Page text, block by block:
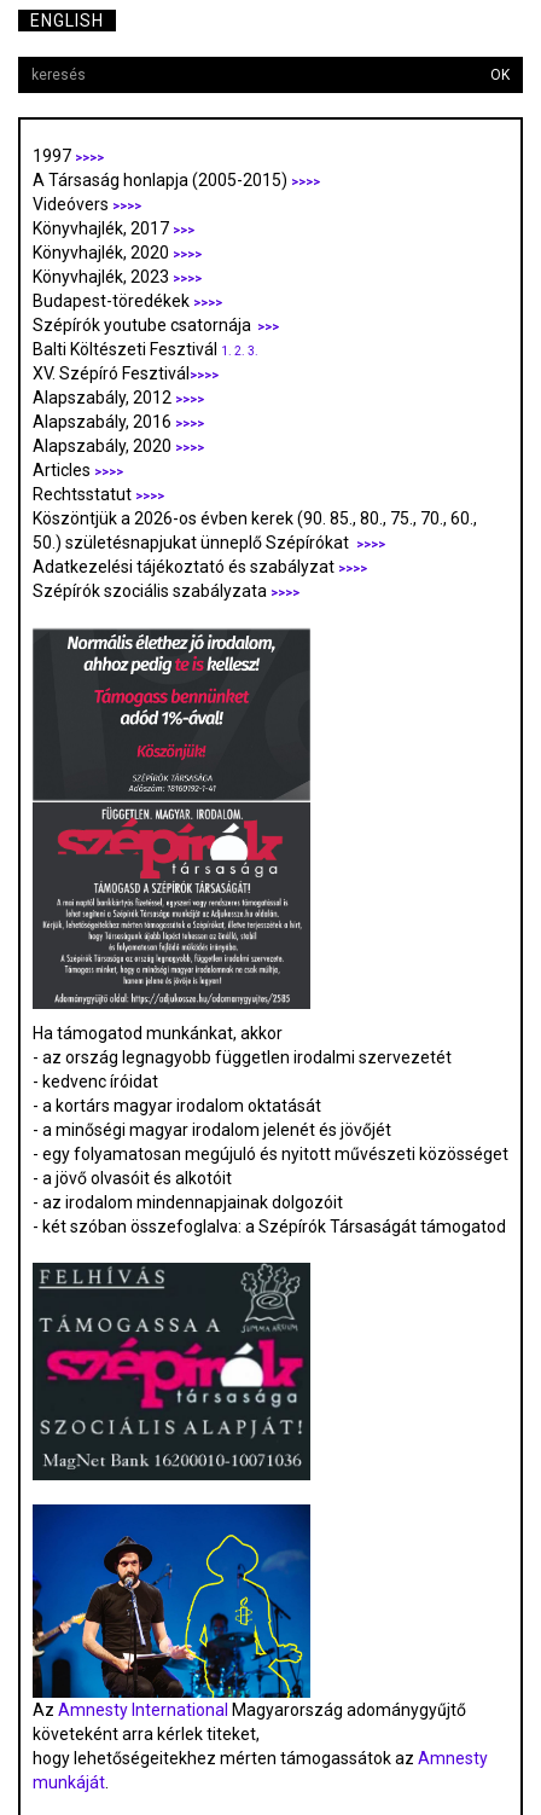
ENGLISH
OK
1997 >>>>
A Társaság honlapja (2005-2015) >>>>
Videóvers >>>>
Könyvhajlék, 2017 >>>
Könyvhajlék, 2020 >>>>
Könyvhajlék, 2023 >>>>
Budapest-töredékek >>>>
Szépírók youtube csatornája >>>
Balti Költészeti Fesztivál 1. 2. 3.
XV. Szépíró Fesztivál >>>>
Alapszabály, 2012 >>>>
Alapszabály, 2016 >>>>
Alapszabály, 2020 >>>>
Articles >>>>
Rechtsstatut >>>>
Köszöntjük a 2026-os évben kerek (90. 85., 80., 75., 70., 60.,
50.) születésnapjukat ünneplő Szépírókat
>>>>
Adatkezelési tájékoztató és szabályzat >>>>
Szépírók szociális szabályzata >>>>
Ha támogatod munkánkat, akkor
- az ország legnagyobb független irodalmi szervezetét
- kedvenc íróidat
- a kortárs magyar irodalom oktatását
- a minőségi magyar irodalom jelenét és jövőjét
- egy folyamatosan megújuló és nyitott művészeti közösséget
- a jövő olvasóit és alkotóit
- az irodalom mindennapjainak dolgozóit
- két szóban összefoglalva: a Szépírók Társaságát támogatod
Az Amnesty International Magyarország adománygyűjtő
követeként arra kérlek titeket,
hogy lehetőségeitekhez mérten támogassátok az Amnesty
munkáját